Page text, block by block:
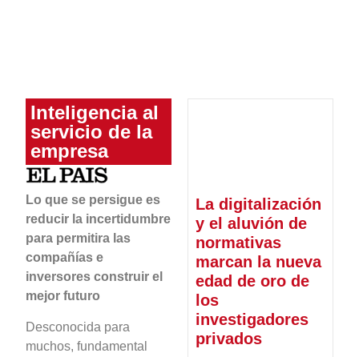
Inteligencia al
servicio de la
empresa
Lo que se persigue es
reducir la incertidumbre
para permitira las
compañías e
inversores construir el
mejor futuro
Desconocida para
muchos, fundamental
La digitalización
y el aluvión de
normativas
marcan la nueva
edad de oro de
los
investigadores
privados